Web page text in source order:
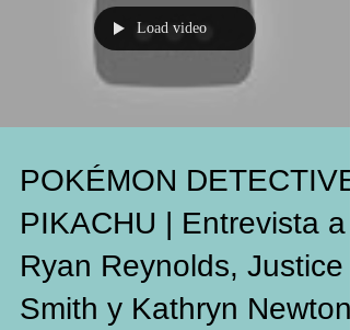
POKÉMON DETECTIVE
PIKACHU | Entrevista a
Ryan Reynolds, Justice